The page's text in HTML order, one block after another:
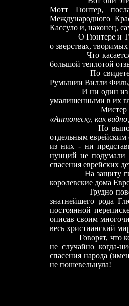
Мотт Гюнтер,
Международного
Кассуло и, наконец,
О Гюнтере и
о зверствах,
Что касается
большой теплотой
По
Румынии Вилли
И ни один из них
умалишенными в их
Мистер Гюнтер,
«Антонеску, как
Но выполняя
отдельным еврейским
из них - ни
нунций не подумали
спасения еврейских
На защиту
королевские дома
Трудно поверить,
знатнейшего рода
постоянной
описав своим
весь христианский
Говорят, что
не случайно когда-
спасения народа
не пошевельнула!